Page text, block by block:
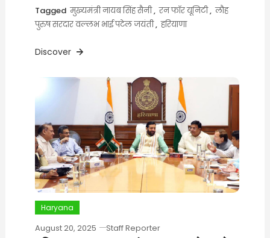
Tagged मुख्यमंत्री नायब सिंह सैनी, रन फॉर यूनिटी, लौह
पुरुष सरदार वल्लभ भाई पटेल जयंती, हरियाणा
Discover
Haryana
August 20, 2025 Staff Reporter